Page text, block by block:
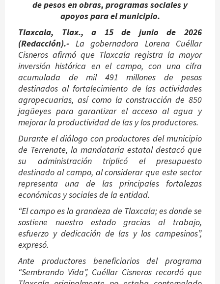
de pesos en obras, programas sociales y
apoyos para el municipio.
Tlaxcala, Tlax., a 15 de junio de 2026
(Redacción).- La gobernadora Lorena Cuéllar
Cisneros afirmó que Tlaxcala registra la mayor
inversión histórica en el campo, con una cifra
acumulada de mil 491 millones de pesos
destinados al fortalecimiento de las actividades
agropecuarias, así como la construcción de 850
jagüeyes para garantizar el acceso al agua y
mejorar la productividad de las y los productores.
Durante el diálogo con productores del municipio
de Terrenate, la mandataria estatal destacó que
su administración triplicó el presupuesto
destinado al campo, al considerar que este sector
representa una de las principales fortalezas
económicas y sociales de la entidad.
“El campo es la grandeza de Tlaxcala; es donde se
sostiene nuestro estado gracias al trabajo,
esfuerzo y dedicación de las y los campesinos”,
expresó.
Ante productores beneficiarios del programa
“Sembrando Vida”, Cuéllar Cisneros recordó que